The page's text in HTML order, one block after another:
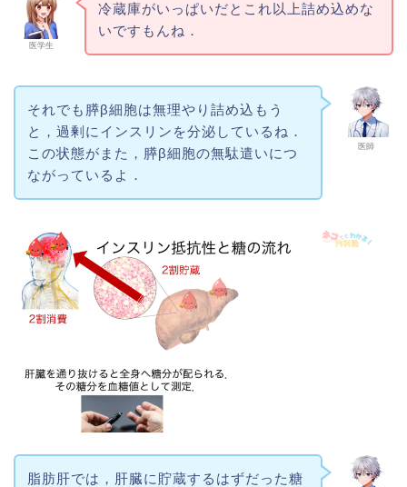
医学生
冷蔵庫がいっぱいだとこれ以上詰め込めな
いですもんね．
医師
それでも膵β細胞は無理やり詰め込もう
と，過剰にインスリンを分泌しているね．
この状態がまた，膵β細胞の無駄遣いにつ
ながっているよ．
脂肪肝では，肝臓に貯蔵するはずだった糖